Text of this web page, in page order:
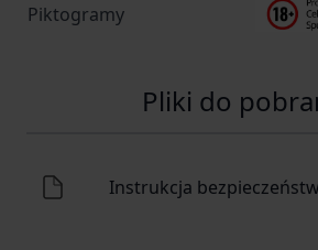
Piktogramy
Pliki do
Instrukcja